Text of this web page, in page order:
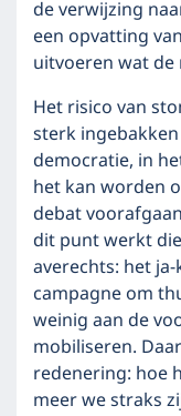
de verwijzing
een opvatting
uitvoeren wat
Het risico van
sterk
democratie, in
het kan worden
debat
dit punt werkt
averechts: het
campagne om
weinig aan de
mobiliseren.
redenering: hoe
meer we straks